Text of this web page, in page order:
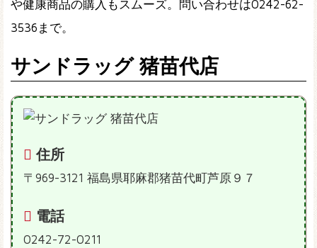
や健康商品の購入もスムーズ。問い合わせは0242-62-
3536まで。
サンドラッグ 猪苗代店
住所
〒969-3121 福島県耶麻郡猪苗代町芦原９７
電話
0242-72-0211